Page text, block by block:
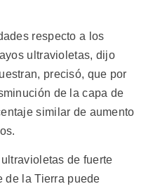
respecto a los
ultravioletas, dijo
precisó, que por
de la capa de
similar de aumento
de fuerte
de la Tierra puede